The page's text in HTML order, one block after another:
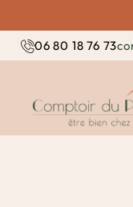
06 80 18 76 73